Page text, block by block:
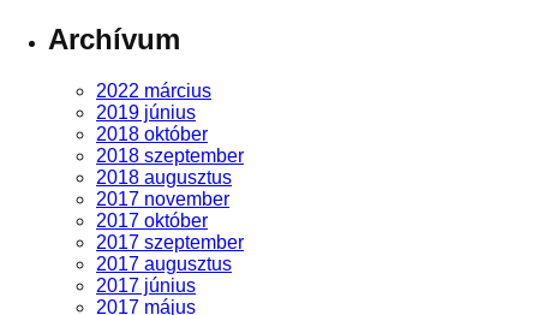
Archívum
2022 március
2019 június
2018 október
2018 szeptember
2018 augusztus
2017 november
2017 október
2017 szeptember
2017 augusztus
2017 június
2017 május